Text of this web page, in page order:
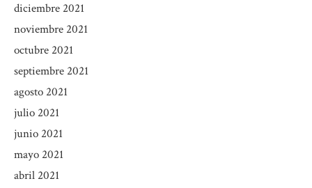
diciembre 2021
noviembre 2021
octubre 2021
septiembre 2021
agosto 2021
julio 2021
junio 2021
mayo 2021
abril 2021